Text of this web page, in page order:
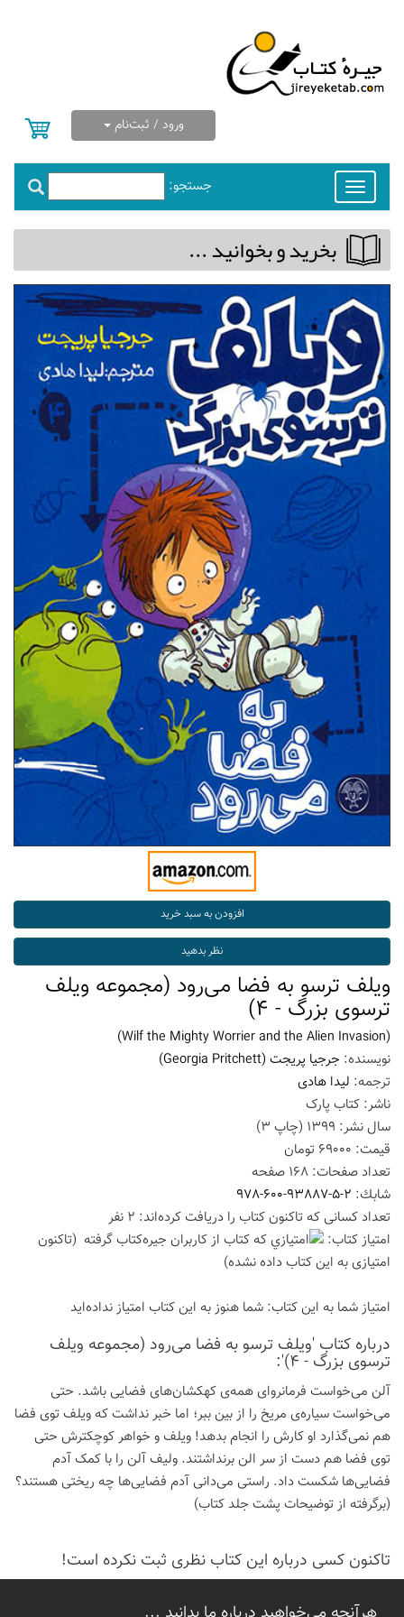
ورود / ثبت‌نام
جستجو:
Toggle
navigation
بخريد و بخوانيد ...
ویلف ترسو به فضا می‌رود (مجموعه ویلف
ترسوی بزرگ - 4)
(Wilf the Mighty Worrier and the Alien Invasion)
نویسنده: جرجیا پریجت (Georgia Pritchett)
ترجمه: لیدا هادی
ناشر: کتاب پارک
سال نشر: 1399 (چاپ 3
)
قیمت: 69000 تومان
تعداد صفحات: 168 صفحه
شابك: 978-600-93887-5-2
تعداد كسانی كه تاكنون كتاب را دریافت كرده‌اند: 2 نفر
امتیاز كتاب:
(تاكنون
امتیازی به این كتاب داده نشده)
امتیاز شما به این كتاب: شما هنوز به این كتاب امتیاز نداده‌اید
درباره كتاب 'ویلف ترسو به فضا می‌رود (مجموعه ویلف
ترسوی بزرگ - 4)':
آلن می‌خواست فرمانروای همه‌ی کهکشان‌های فضایی باشد. حتی
می‌خواست سیاره‌ی مریخ را از بین ببر؛ اما خبر نداشت که ویلف توی فضا
هم نمی‌گذارد او کارش را انجام بدهد! ویلف و خواهر کوچکترش حتی
توی فضا هم دست از سر الن برنداشتند. ولیف آلن را با کمک آدم
فضایی‌ها شکست داد. راستی می‌دانی آدم فضایی‌ها چه ریختی هستند؟
(برگرفته از توضیحات پشت جلد کتاب)
تاكنون كسی درباره این كتاب نظری ثبت نكرده است!